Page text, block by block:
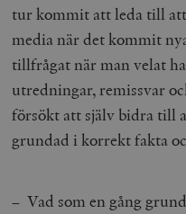
tur kommit att leda till
media när det kommit
tillfrågat när man velat
utredningar, remissvar
försökt att själv bidra till
grundad i korrekt fakta
– Vad som en gång